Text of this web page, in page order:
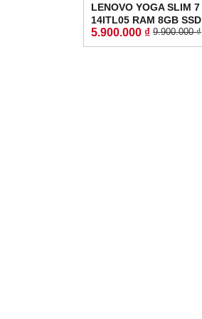
LENOVO YOGA SLIM 7
14ITL05 RAM 8GB SSD
512GB MÀN HÌNH :
14"FullHD IPS
5.900.000 ₫ 9.900.000 ₫